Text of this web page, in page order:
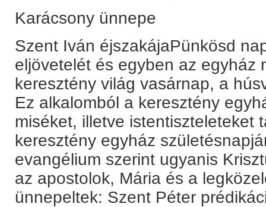
Karácsony ünnepe
Szent Iván éjszakájaPünkösd
eljövetelét és egyben az egyház
keresztény világ vasárnap, a
Ez alkalomból a keresztény
miséket, illetve istentiszteleteket
keresztény egyház
evangélium szerint ugyanis
az apostolok, Mária és a
ünnepeltek: Szent Péter